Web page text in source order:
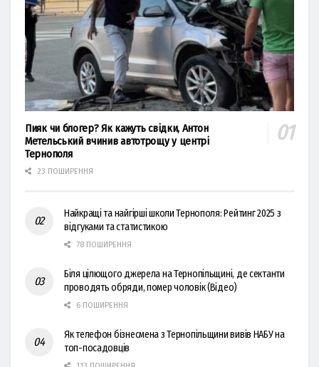
Пияк чи блогер? Як кажуть свідки, Антон
Метельський вчинив автотрощу у центрі
Тернополя
23 ПОШИРЕННЯ
Найкращі та найгірші школи Тернополя: Рейтинг 2025 з
відгуками та статистикою
78 ПОШИРЕННЯ
Біля цілющого джерела на Тернопільщині, де сектанти
проводять обряди, помер чоловік (Відео)
6 ПОШИРЕННЯ
Як телефон бізнесмена з Тернопільщини вивів НАБУ на
топ-посадовців